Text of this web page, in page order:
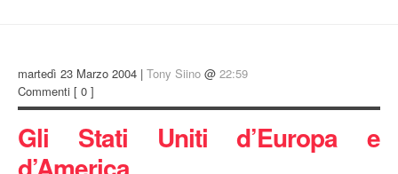
martedì 23 Marzo 2004 | Tony Siino @ 22:59
Commenti [ 0 ]
Gli Stati Uniti d’Europa e